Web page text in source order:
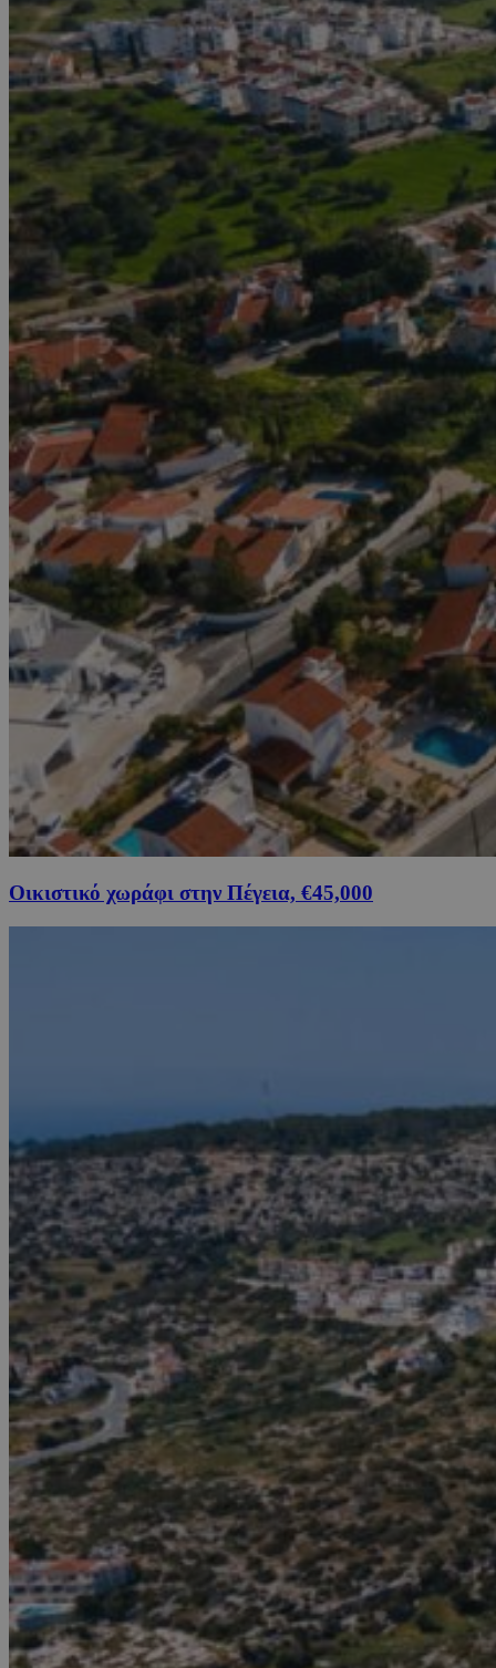
Οικιστικό χωράφι στην Πέγεια, €45,000